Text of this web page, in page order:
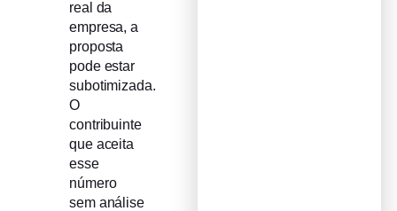
real da
empresa, a
proposta
pode estar
subotimizada.
O
contribuinte
que aceita
esse
número
sem análise